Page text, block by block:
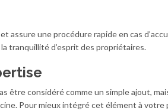
assure une procédure rapide en cas
tranquillité d’esprit des propriétaires.
être considéré comme un simple ajout,
Pour mieux intégré cet élément à